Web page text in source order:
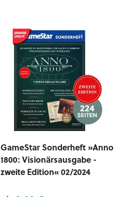
GameStar Sonderheft »Anno
1800: Visionärsausgabe -
zweite Edition« 02/2024